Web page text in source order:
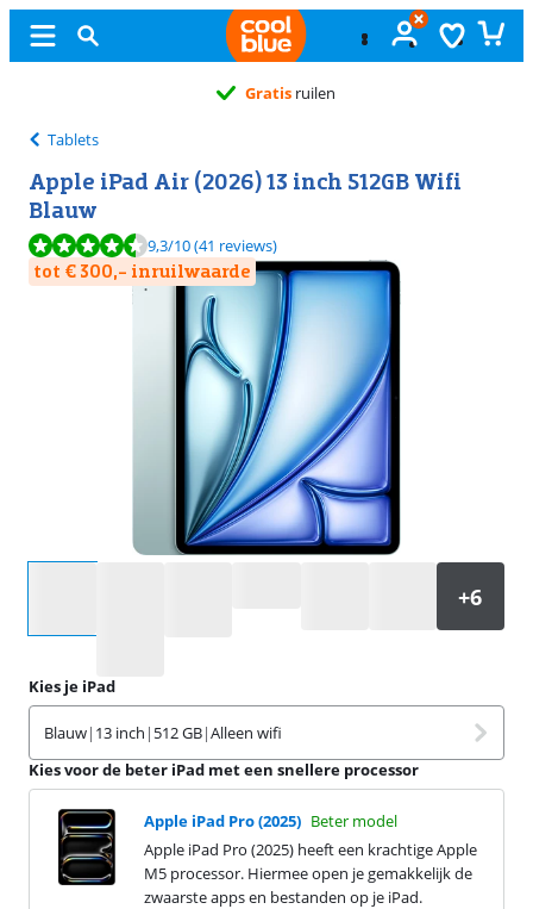
Gratis ruilen
Tablets
Apple iPad Air (2026) 13 inch 512GB Wifi
Blauw
Beoordeling is 9,3 van de 10, gebaseerd op 41 reviews.
9,3/10(41 reviews)
tot € 300,- inruilwaarde
Kies je iPad
Blauw| 13 inch | 512 GB|Alleen wifi
Kies voor de beter iPad met een snellere processor
Apple iPad Pro (2025) Beter model
Apple iPad Pro (2025) heeft een krachtige Apple
M5 processor. Hiermee open je gemakkelijk de
zwaarste apps en bestanden op je iPad.